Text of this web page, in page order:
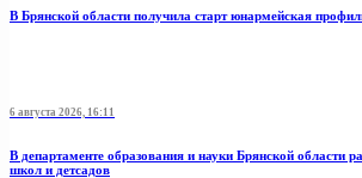
В Брянской области получила старт юнармейская
6 августа 2026, 16:11
В департаменте образования и науки Брянской области
школ и детсадов